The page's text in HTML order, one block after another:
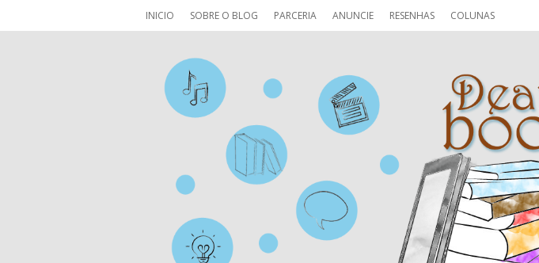
INICIO SOBRE O BLOG PARCERIA ANUNCIE RESENHAS COLUNAS